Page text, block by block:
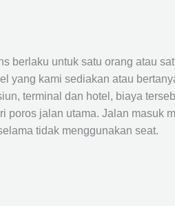
berlaku untuk satu orang atau
yang kami sediakan atau
terminal dan hotel, biaya
jalan utama. Jalan masuk
tidak menggunakan seat.